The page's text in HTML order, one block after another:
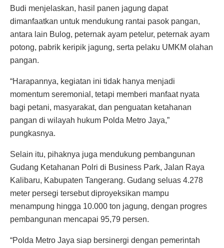
Budi menjelaskan, hasil panen jagung dapat
dimanfaatkan untuk mendukung rantai pasok pangan,
antara lain Bulog, peternak ayam petelur, peternak ayam
potong, pabrik keripik jagung, serta pelaku UMKM olahan
pangan.
“Harapannya, kegiatan ini tidak hanya menjadi
momentum seremonial, tetapi memberi manfaat nyata
bagi petani, masyarakat, dan penguatan ketahanan
pangan di wilayah hukum Polda Metro Jaya,”
pungkasnya.
Selain itu, pihaknya juga mendukung pembangunan
Gudang Ketahanan Polri di Business Park, Jalan Raya
Kalibaru, Kabupaten Tangerang. Gudang seluas 4.278
meter persegi tersebut diproyeksikan mampu
menampung hingga 10.000 ton jagung, dengan progres
pembangunan mencapai 95,79 persen.
“Polda Metro Jaya siap bersinergi dengan pemerintah